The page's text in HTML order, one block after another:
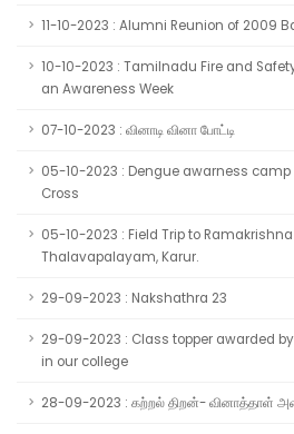
11-10-2023 : Alumni Reunion of 2009
10-10-2023 : Tamilnadu Fire and
an Awareness Week
07-10-2023 : வினாடி வினா போட்டி
05-10-2023 : Dengue awarness camp
Cross
05-10-2023 : Field Trip to
Thalavapalayam, Karur.
29-09-2023 : Nakshathra 23
29-09-2023 : Class topper awarded
in our college
28-09-2023 : கற்றல் திறன்- வினாத்தாள்